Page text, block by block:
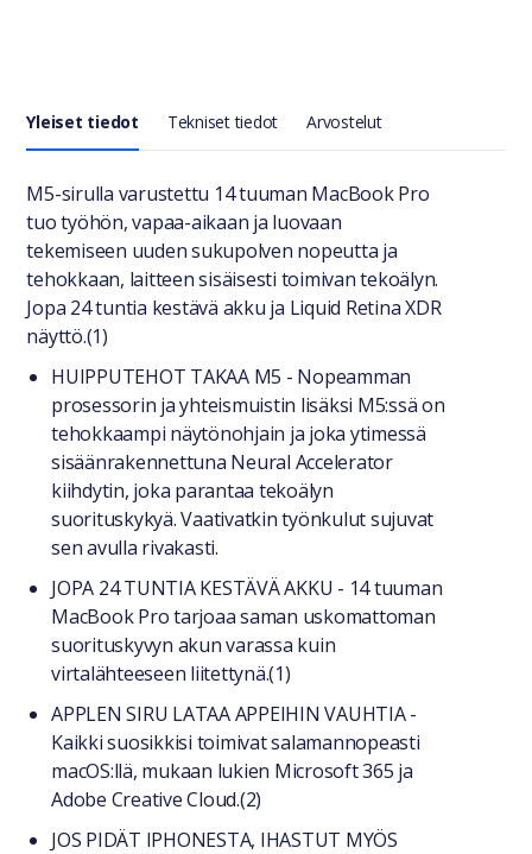
Yleiset tiedot Tekniset tiedot Arvostelut
Yleiset tiedot
M5-sirulla varustettu 14 tuuman MacBook Pro
tuo työhön, vapaa-aikaan ja luovaan
tekemiseen uuden sukupolven nopeutta ja
tehokkaan, laitteen sisäisesti toimivan tekoälyn.
Jopa 24 tuntia kestävä akku ja Liquid Retina XDR
näyttö.(1)
HUIPPUTEHOT TAKAA M5 - Nopeamman
prosessorin ja yhteismuistin lisäksi M5:ssä on
tehokkaampi näytönohjain ja joka ytimessä
sisäänrakennettuna Neural Accelerator
kiihdytin, joka parantaa tekoälyn
suorituskykyä. Vaativatkin työnkulut sujuvat
sen avulla rivakasti.
JOPA 24 TUNTIA KESTÄVÄ AKKU - 14 tuuman
MacBook Pro tarjoaa saman uskomattoman
suorituskyvyn akun varassa kuin
virtalähteeseen liitettynä.(1)
APPLEN SIRU LATAA APPEIHIN VAUHTIA -
Kaikki suosikkisi toimivat salamannopeasti
macOS:llä, mukaan lukien Microsoft 365 ja
Adobe Creative Cloud.(2)
JOS PIDÄT IPHONESTA, IHASTUT MYÖS